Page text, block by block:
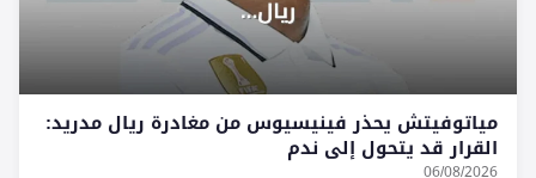
مياتوفيتش يحذر فينيسيوس من مغادرة ريال مدريد:
القرار قد يتحول إلى ندم